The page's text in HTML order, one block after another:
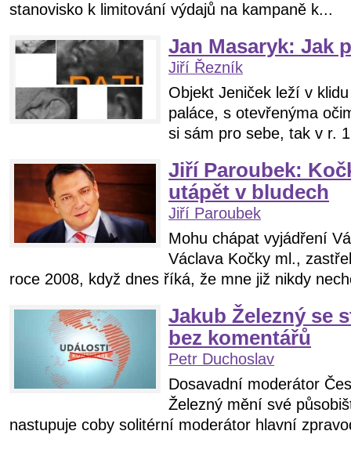
stanovisko k limitování výdajů na kampaně k...
Jan Masaryk: Jak
Jiří Řezník
Objekt Jeniček leží v
paláce, s otevřenýma
si sám pro sebe, tak v r.
Jiří Paroubek:
utápět v bludech
Jiří Paroubek
Mohu chápat vyjádření
Václava Kočky ml.,
roce 2008, když dnes říká, že mne již nikdy
Jakub Železný se
bez komentářů
Petr Duchoslav
Dosavadní moderátor
Železný mění své
nastupuje coby solitérní moderátor hlavní